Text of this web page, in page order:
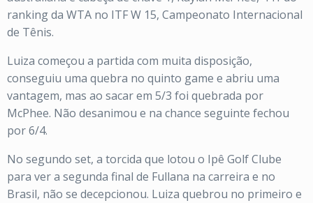
ranking da WTA no ITF W 15, Campeonato Internacional
de Tênis.
Luiza começou a partida com muita disposição,
conseguiu uma quebra no quinto game e abriu uma
vantagem, mas ao sacar em 5/3 foi quebrada por
McPhee. Não desanimou e na chance seguinte fechou
por 6/4.
No segundo set, a torcida que lotou o Ipê Golf Clube
para ver a segunda final de Fullana na carreira e no
Brasil, não se decepcionou. Luiza quebrou no primeiro e